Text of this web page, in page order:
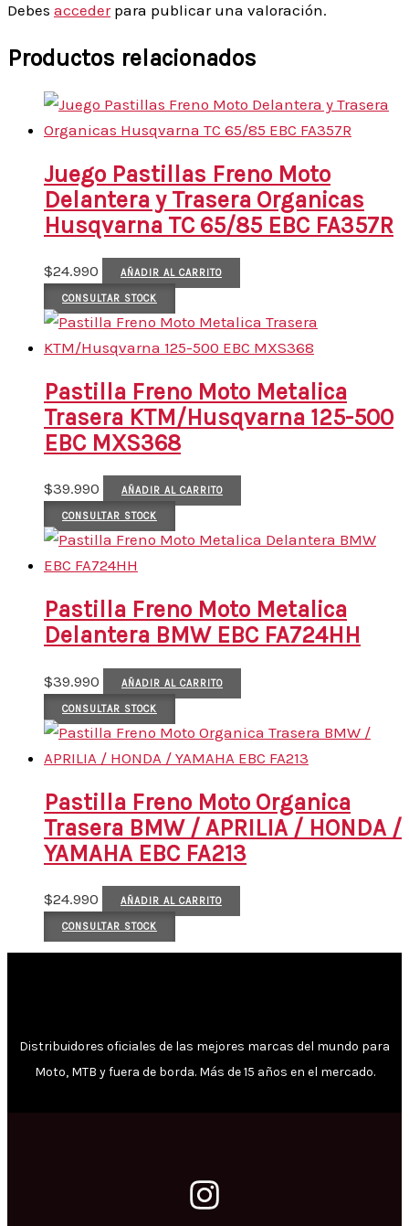
Debes accederpara publicar una valoración.
Productos relacionados
Juego Pastillas Freno Moto
Delantera y Trasera Organicas
Husqvarna TC 65/85 EBC FA357R
$24.990 AÑADIR AL CARRITO
CONSULTAR STOCK
Pastilla Freno Moto Metalica
Trasera KTM/Husqvarna 125-500
EBC MXS368
$39.990 AÑADIR AL CARRITO
CONSULTAR STOCK
Pastilla Freno Moto Metalica
Delantera BMW EBC FA724HH
$39.990 AÑADIR AL CARRITO
CONSULTAR STOCK
Pastilla Freno Moto Organica
Trasera BMW / APRILIA / HONDA /
YAMAHA EBC FA213
$24.990 AÑADIR AL CARRITO
CONSULTAR STOCK
Distribuidores oficiales de las mejores marcas del mundo para
Moto, MTB y fuera de borda. Más de 15 años en el mercado.